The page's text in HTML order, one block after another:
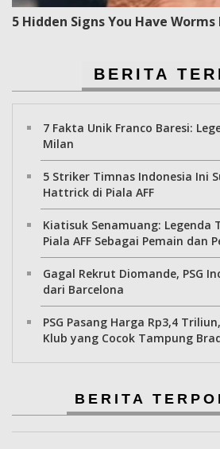
5 Hidden Signs You Have
BERITA
7 Fakta Unik Franco Baresi:
Milan
5 Striker Timnas Indonesia Ini
Hattrick di Piala AFF
Kiatisuk Senamuang: Legenda
Piala AFF Sebagai Pemain dan
Gagal Rekrut Diomande, PSG
dari Barcelona
PSG Pasang Harga Rp3,4
Klub yang Cocok Tampung
BERITA